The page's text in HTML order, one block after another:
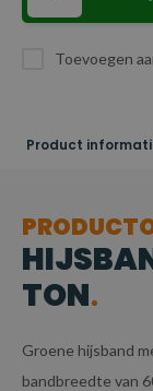
Toevoegen
Product
TON
Groene hijsband
bandbreedte van